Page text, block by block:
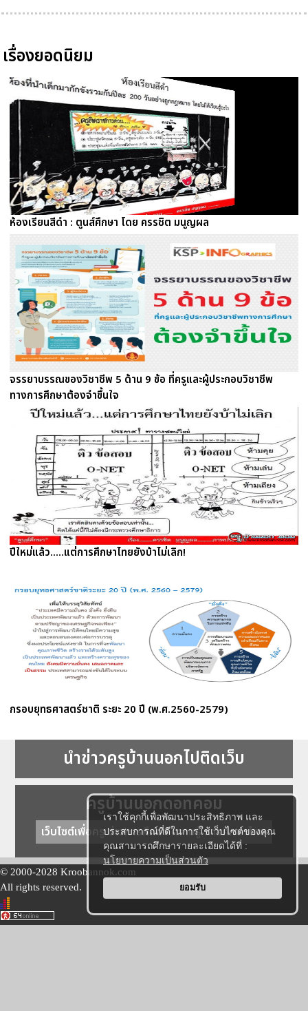
เราใช้คุกกี้เพื่อพัฒนาประสิทธิภาพ และ
ประสบการณ์ที่ดีในการใช้เว็บไซต์ของคุณ
คุณสามารถศึกษารายละเอียดได้ที่ :
นโยบายความเป็นส่วนตัว
ยอมรับ
เรื่องยอดนิยม
ห้องเรียนสีดำ : ตูนส์ศึกษา โดย ครรชิต มนูญผล
จรรยาบรรณของวิชาชีพ 5 ด้าน 9 ข้อ ที่ครูและผู้ประกอบวิชาชีพ
ทางการศึกษาต้องจำขึ้นใจ
ปีใหม่แล้ว.....แต่การศึกษาไทยยังบ้าไม่เลิก!
กรอบยุทธศาสตร์ชาติ ระยะ 20 ปี (พ.ศ.2560-2579)
นำข่าวครูบ้านนอกไปติดเว็บ
ครูบ้านนอกดอทคอม
เว็บไซต์เพื่อครู ข่าวการศึกษา ความรู้ การศึกษาไทย
© 2000-2028 Kroobannok.com
All rights reserved.